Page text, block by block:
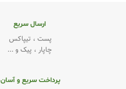
ارسال سریع
پست ، تیپاکس
چاپار ، پیک و ...
پرداخت سریع و آسان